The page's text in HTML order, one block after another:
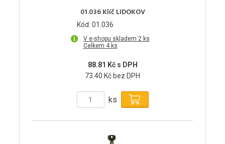
01.036 Klíč LIDOKOV
Kód: 01.036
V e-shopu skladem 2 ks
Celkem 4 ks
88.81 Kč s DPH
73.40 Kč bez DPH
ks